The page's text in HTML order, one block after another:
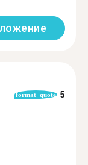
format_quote 5